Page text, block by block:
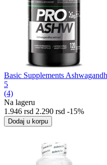
Basic Supplements
5
(4)
Na lageru
1.946 rsd 2.290 rsd -15%
Dodaj u korpu